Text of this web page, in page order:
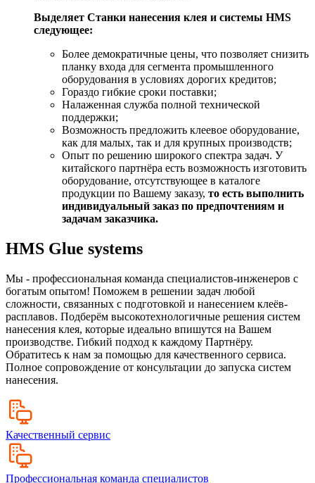
Выделяет Станки нанесения клея и системы HMS
следующее:
Более демократичные цены, что позволяет снизить
планку входа для сегмента промышленного
оборудования в условиях дорогих кредитов;
Гораздо гибкие сроки поставки;
Налаженная служба полной технической
поддержки;
Возможность предложить клеевое оборудование,
как для малых, так и для крупных производств;
Опыт по решению широкого спектра задач. У
китайского партнёра есть возможность изготовить
оборудование, отсутствующее в каталоге
продукции по Вашему заказу, то есть выполнить
индивидуальный заказ по предпочтениям и
задачам заказчика.
HMS Glue systems
Мы - профессиональная команда специалистов-инженеров с
богатым опытом! Поможем в решении задач любой
сложности, связанных с подготовкой и нанесением клеёв-
расплавов. Подберём высокотехнологичные решения систем
нанесения клея, которые идеально впишутся на Вашем
производстве. Гибкий подход к каждому Партнёру.
Обратитесь к нам за помощью для качественного сервиса.
Полное сопровождение от консультации до запуска систем
нанесения.
Качественный сервис
Профессиональная команда специалистов